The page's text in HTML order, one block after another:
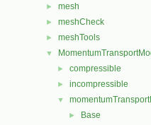
► mesh
► meshCheck
► meshTools
▼
► compressible
► incompressible
▼
► Base